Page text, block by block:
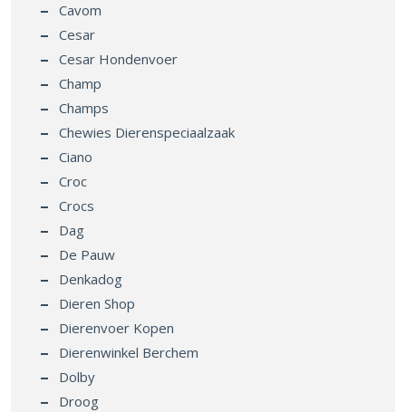
Cavom
Cesar
Cesar Hondenvoer
Champ
Champs
Chewies Dierenspeciaalzaak
Ciano
Croc
Crocs
Dag
De Pauw
Denkadog
Dieren Shop
Dierenvoer Kopen
Dierenwinkel Berchem
Dolby
Droog